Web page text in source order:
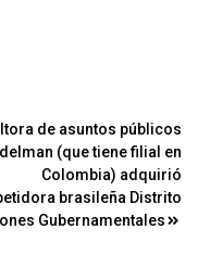
de asuntos públicos
(que tiene filial en
Colombia) adquirió
brasileña Distrito
Gubernamentales